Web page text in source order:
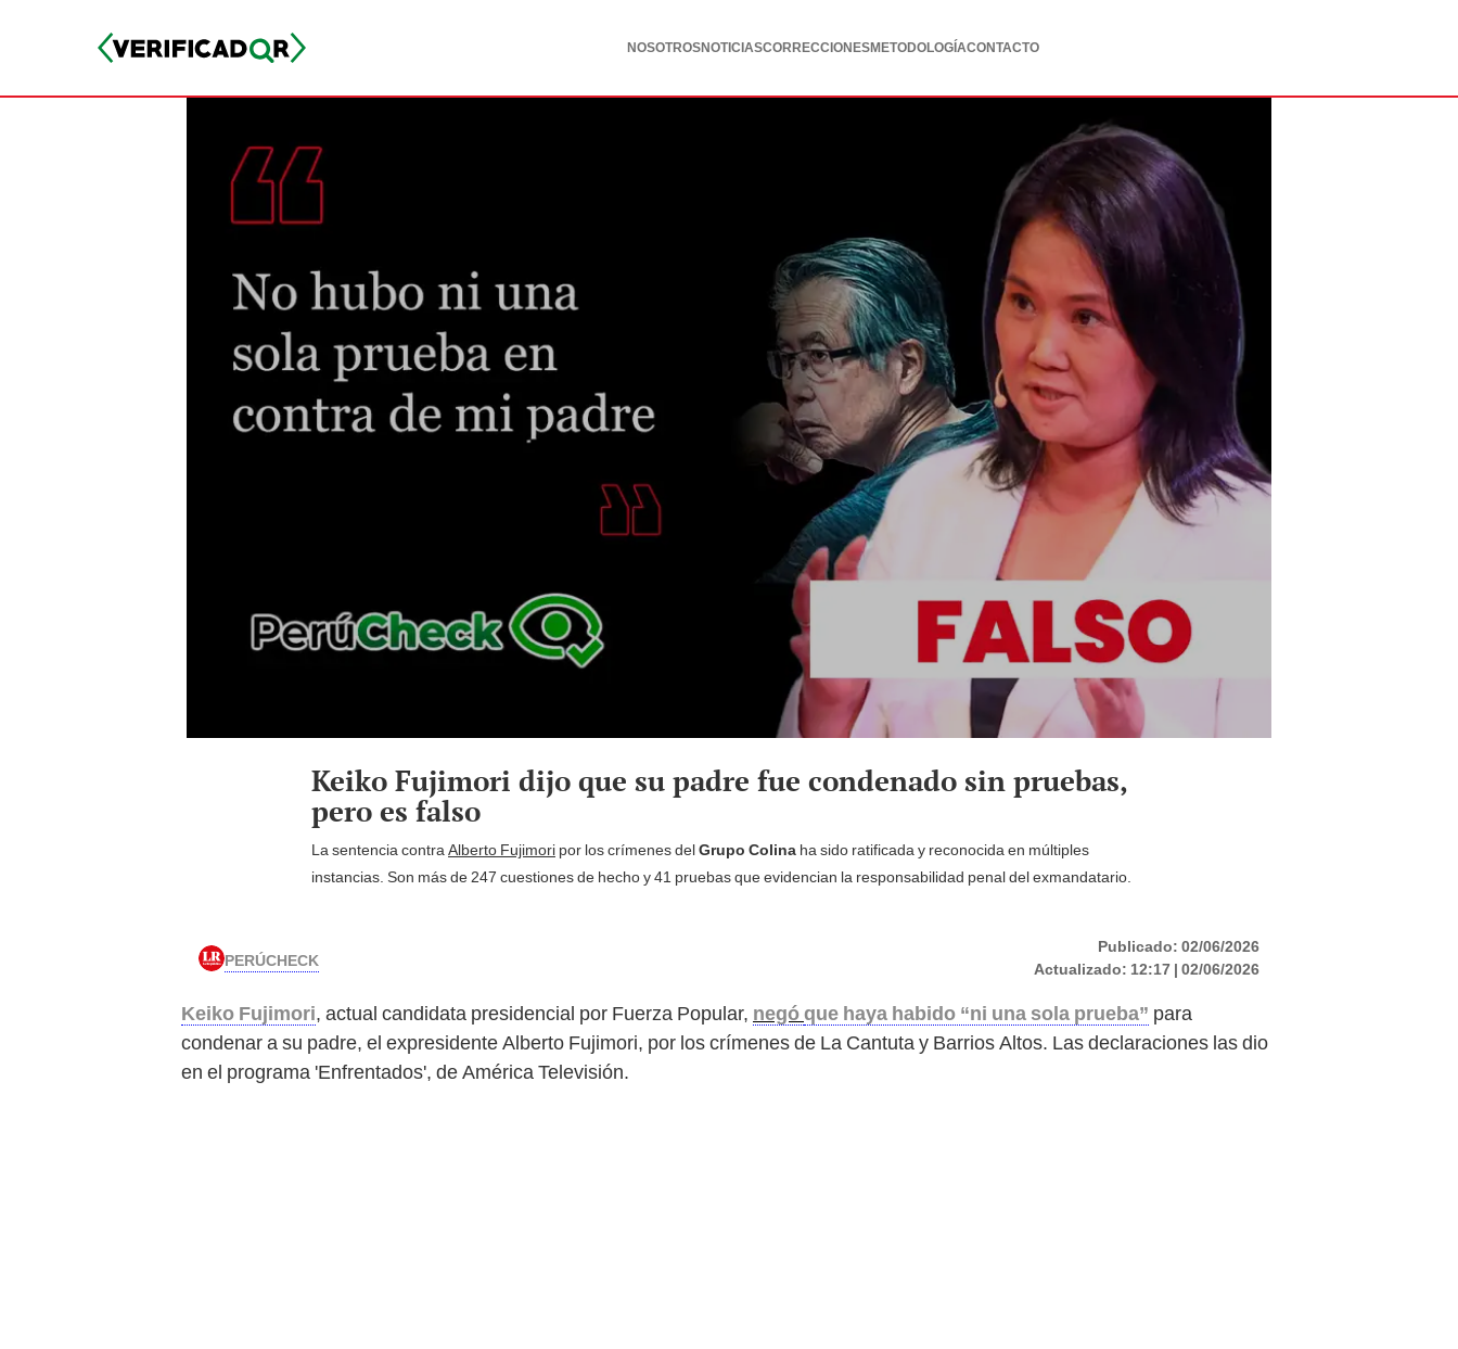
NOSOTROSNOTICIASCORRECCIONESMETODOLOGÍACONTACTO
Keiko Fujimori dijo que su padre fue condenado sin pruebas,
pero es falso
La sentencia contra Alberto Fujimori por los crímenes delGrupo Colina ha sido ratificada y reconocida en múltiples
instancias. Son más de 247 cuestiones de hecho y 41 pruebas que evidencian la responsabilidad penal del exmandatario.
PERÚCHECK Publicado: 02/06/2026
Actualizado: 12:17 | 02/06/2026
Keiko Fujimori, actual candidata presidencial por Fuerza Popular, negóque haya habido “ni una sola prueba” para
condenar a su padre, el expresidente Alberto Fujimori, por los crímenes de La Cantuta y Barrios Altos. Las declaraciones las dio
en el programa 'Enfrentados', de América Televisión.